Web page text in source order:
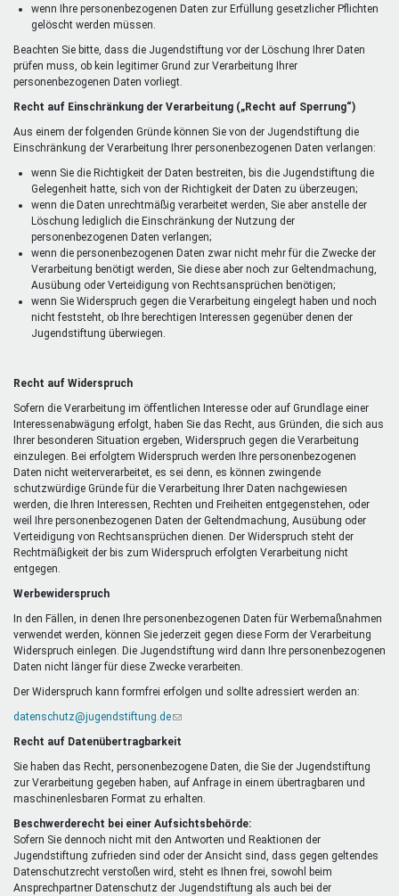
wenn Ihre personenbezogenen Daten zur Erfüllung gesetzlicher Pflichten
gelöscht werden müssen.
Beachten Sie bitte, dass die Jugendstiftung vor der Löschung Ihrer Daten
prüfen muss, ob kein legitimer Grund zur Verarbeitung Ihrer
personenbezogenen Daten vorliegt.
Recht auf Einschränkung der Verarbeitung („Recht auf Sperrung“)
Aus einem der folgenden Gründe können Sie von der Jugendstiftung die
Einschränkung der Verarbeitung Ihrer personenbezogenen Daten verlangen:
wenn Sie die Richtigkeit der Daten bestreiten, bis die Jugendstiftung die
Gelegenheit hatte, sich von der Richtigkeit der Daten zu überzeugen;
wenn die Daten unrechtmäßig verarbeitet werden, Sie aber anstelle der
Löschung lediglich die Einschränkung der Nutzung der
personenbezogenen Daten verlangen;
wenn die personenbezogenen Daten zwar nicht mehr für die Zwecke der
Verarbeitung benötigt werden, Sie diese aber noch zur Geltendmachung,
Ausübung oder Verteidigung von Rechtsansprüchen benötigen;
wenn Sie Widerspruch gegen die Verarbeitung eingelegt haben und noch
nicht feststeht, ob Ihre berechtigen Interessen gegenüber denen der
Jugendstiftung überwiegen.
Recht auf Widerspruch
Sofern die Verarbeitung im öffentlichen Interesse oder auf Grundlage einer
Interessenabwägung erfolgt, haben Sie das Recht, aus Gründen, die sich aus
Ihrer besonderen Situation ergeben, Widerspruch gegen die Verarbeitung
einzulegen. Bei erfolgtem Widerspruch werden Ihre personenbezogenen
Daten nicht weiterverarbeitet, es sei denn, es können zwingende
schutzwürdige Gründe für die Verarbeitung Ihrer Daten nachgewiesen
werden, die Ihren Interessen, Rechten und Freiheiten entgegenstehen, oder
weil Ihre personenbezogenen Daten der Geltendmachung, Ausübung oder
Verteidigung von Rechtsansprüchen dienen. Der Widerspruch steht der
Rechtmäßigkeit der bis zum Widerspruch erfolgten Verarbeitung nicht
entgegen.
Werbewiderspruch
In den Fällen, in denen Ihre personenbezogenen Daten für Werbemaßnahmen
verwendet werden, können Sie jederzeit gegen diese Form der Verarbeitung
Widerspruch einlegen. Die Jugendstiftung wird dann Ihre personenbezogenen
Daten nicht länger für diese Zwecke verarbeiten.
Der Widerspruch kann formfrei erfolgen und sollte adressiert werden an:
datenschutz@jugendstiftung.de(Link
E-
Mail)
Recht auf Datenübertragbarkeit
Sie haben das Recht, personenbezogene Daten, die Sie der Jugendstiftung
zur Verarbeitung gegeben haben, auf Anfrage in einem übertragbaren und
maschinenlesbaren Format zu erhalten.
Beschwerderecht bei einer Aufsichtsbehörde:
Sofern Sie dennoch nicht mit den Antworten und Reaktionen der
Jugendstiftung zufrieden sind oder der Ansicht sind, dass gegen geltendes
Datenschutzrecht verstoßen wird, steht es Ihnen frei, sowohl beim
Ansprechpartner Datenschutz der Jugendstiftung als auch bei der